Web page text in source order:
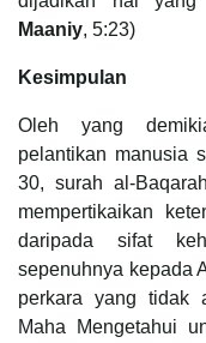
Maaniy, 5:23)
Kesimpulan
Oleh yang
pelantikan manusia
30, surah al-
mempertikaikan
daripada sifat
sepenuhnya kepada
perkara yang tidak
Maha Mengetahui